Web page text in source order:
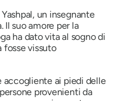
un insegnante
Il suo amore per la
ha dato vita al sogno di
fosse vissuto
accogliente ai piedi delle
provenienti da